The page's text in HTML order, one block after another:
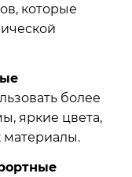
которые
более
яркие цвета,
материалы.